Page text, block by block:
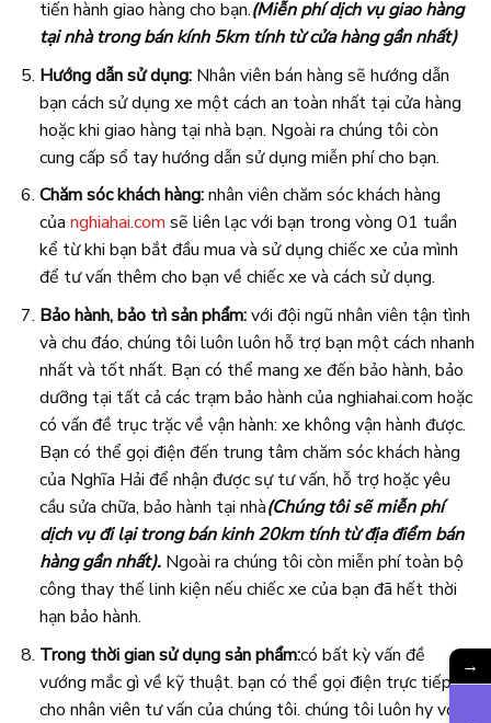
tiến hành giao hàng cho bạn.(Miễn phí dịch vụ giao hàng
tại nhà trong bán kính 5km tính từ cửa hàng gần nhất)
Hướng dẫn sử dụng: Nhân viên bán hàng sẽ hướng dẫn
bạn cách sử dụng xe một cách an toàn nhất tại cửa hàng
hoặc khi giao hàng tại nhà bạn. Ngoài ra chúng tôi còn
cung cấp sổ tay hướng dẫn sử dụng miễn phí cho bạn.
Chăm sóc khách hàng:nhân viên chăm sóc khách hàng
của nghiahai.com sẽ liên lạc với bạn trong vòng 01 tuần
kể từ khi bạn bắt đầu mua và sử dụng chiếc xe của mình
để tư vấn thêm cho bạn về chiếc xe và cách sử dụng.
Bảo hành, bảo trì sản phẩm:với đội ngũ nhân viên tận tình
và chu đáo, chúng tôi luôn luôn hỗ trợ bạn một cách nhanh
nhất và tốt nhất. Bạn có thể mang xe đến bảo hành, bảo
dưỡng tại tất cả các trạm bảo hành của nghiahai.com hoặc
có vấn đề trục trặc về vận hành: xe không vận hành được.
Bạn có thể gọi điện đến trung tâm chăm sóc khách hàng
của Nghĩa Hải để nhận được sự tư vấn, hỗ trợ hoặc yêu
cầu sửa chữa, bảo hành tại nhà(Chúng tôi sẽ miễn phí
dịch vụ đi lại trong bán kinh 20km tính từ địa điểm bán
hàng gần nhất).Ngoài ra chúng tôi còn miễn phí toàn bộ
công thay thế linh kiện nếu chiếc xe của bạn đã hết thời
hạn bảo hành.
Trong thời gian sử dụng sản phẩm:có bất kỳ vấn đề
vướng mắc gì về kỹ thuật. bạn có thể gọi điện trực tiếp
cho nhân viên tư vấn của chúng tôi. chúng tôi luôn hy vọng
→